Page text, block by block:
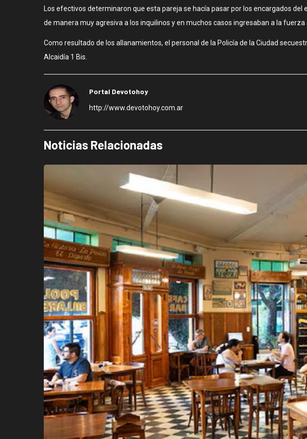
Los efectivos determinaron que esta pareja se hacía pasar por los encargados
de manera muy agresiva a los inquilinos y en muchos casos ingresaban a la
Como resultado de los allanamientos, el personal de la Policía de la Ciudad
Alcaidía 1 Bis.
Portal Devotohoy
http://www.devotohoy.com.ar
Noticias Relacionadas